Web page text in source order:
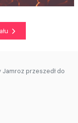
przeszedł do